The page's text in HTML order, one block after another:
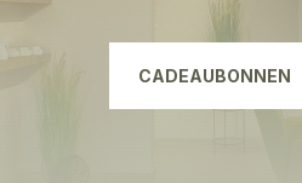
CADEAUBONNEN